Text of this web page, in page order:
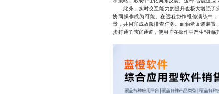
此外，实时交互能力的提升也极大增强了
协同操作成为可能。在远程协作维修演练中
景，共同完成故障排查任务。而触觉反馈装
步打通了感官通道，使用户在操作中产生“身临